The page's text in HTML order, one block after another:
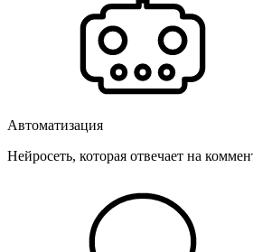
Автоматизация
Нейросеть, которая отвечает на